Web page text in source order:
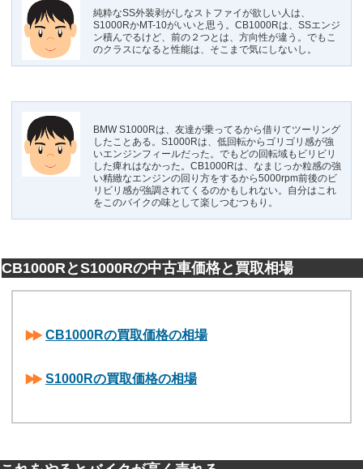
純粋なSS外装剥がしなストファイが欲しい人は、
S1000RかMT-10がいいと思う。CB1000Rは、SSエンジ
ン積んでるけど、前の２つとは、方向性が違う。でもこ
のクラスになると性能は、そこまで気にしないし。
BMW S1000Rは、友達が乗ってるから借りてツーリング
したことある。S1000Rは、低回転からゴリゴリ感が強
いエンジンフィールだった。でもどの回転域もビリビリ
した痺れはなかった。CB1000Rは、なまじっか粒感の強
い精緻なエンジンの回り方をするから5000rpm前後のビ
リビリ感が強調されてくるのかもしれない。自分はこれ
をこのバイクの味として楽しつむつもり。
CB1000RとS1000Rの中古車価格と買取相場
CB1000Rの買取価格の相場
S1000Rの買取価格の相場